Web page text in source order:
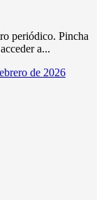
periódico. Pincha
a...
de 2026